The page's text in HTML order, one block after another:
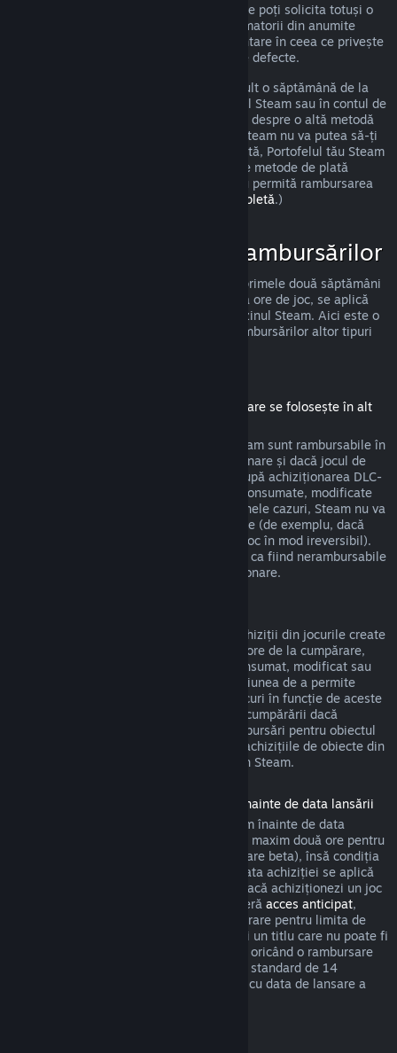
îndeplinești cerințele precizate anterior, ne poți solicita totuși o
rambursare, iar noi o vom analiza. Consumatorii din anumite
regiuni pot beneficia de drepturi suplimentare în ceea ce privește
solicitarea unei rambursări pentru jocurile defecte.
Vei primi o rambursare completă în cel mult o săptămână de la
data aprobării. Vei primi banii în Portofelul Steam sau în contul de
pe care ai făcut achiziția, dacă este vorba despre o altă metodă
de plată. Dacă, dintr-un oarecare motiv, Steam nu va putea să-ți
trimită banii prin metoda ta inițială de plată, Portofelul tău Steam
va primi integral suma rambursată. (Unele metode de plată
disponibile prin Steam în țara ta pot să nu permită rambursarea
Apasă aici pentru lista completă.)
Cazuri de Aplicare a Rambursărilor
Oferta de rambursare Steam, valabilă în primele două săptămâni
de la achiziție și pentru mai puțin de două ore de joc, se aplică
jocurilor și aplicațiilor software din magazinul Steam. Aici este o
prezentare a modului de funcționare a rambursărilor altor tipuri
(Conținut disponibil în magazinul Steam care se folosește în alt
DLC-urile achiziționate din magazinul Steam sunt rambursabile în
termen de paisprezece zile de la achiziționare și dacă jocul de
bază a fost jucat mai puțin de două ore după achiziționarea DLC-
urilor, deci cât timp DLC-urile nu au fost consumate, modificate
sau transferate. Te rugăm să reții că, în unele cazuri, Steam nu va
putea oferi rambursări pentru DLC-uri terțe (de exemplu, dacă
DLC-urile cresc nivelul unui personaj din joc în mod ireversibil).
Aceste excepții vor fi marcate în mod clar ca fiind nerambursabile
pe pagina din magazin înainte de achiziționare.
Steam va oferi rambursări pentru orice achiziții din jocurile create
de Valve în termen de patruzeci și opt de ore de la cumpărare,
atât timp cât obiectul din joc nu a fost consumat, modificat sau
transferat. Dezvoltatorii terți vor avea opțiunea de a permite
rambursări pentru propriile obiecte din jocuri în funcție de aceste
cerințe. Steam te va anunța la momentul cumpărării dacă
dezvoltatorul jocului a optat să ofere rambursări pentru obiectul
din joc pe care îl cumperi. În caz contrar, achizițiile de obiecte din
jocuri non-Valve nu sunt rambursabile prin Steam.
Rambursări pentru titlurile achiziționate înainte de data lansării
Atunci când achiziționezi un titlu pe Steam înainte de data
lansării, se aplică limita de timp de joc de maxim două ore pentru
rambursări (cu excepția sesiunilor de testare beta), însă condiția
să nu fi trecut mai mult de 14 zile de la data achiziției se aplică
abia după data de lansare. De exemplu, dacă achiziționezi un joc
sau care oferă acces anticipat,
timpul de joc cumulat va fi luat în considerare pentru limita de
timp de joc de două ore. Dacă precomanzi un titlu care nu poate fi
jucat înainte de data lansării, poți solicita oricând o rambursare
înainte de lansarea acestuia, iar perioada standard de 14
zile/limita de două ore se va aplica odată cu data de lansare a